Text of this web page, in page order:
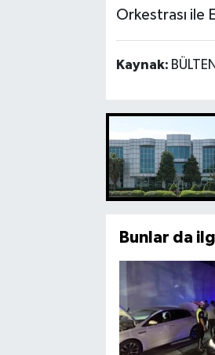
Orkestrası ile
Kaynak: BÜLTEN
Bunlar da